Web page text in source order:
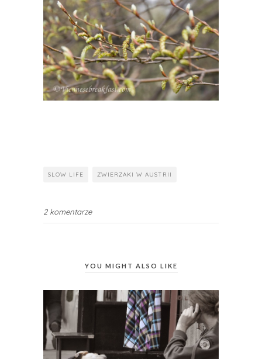
SLOW LIFE ZWIERZAKI W AUSTRII
2 komentarze
YOU MIGHT ALSO LIKE